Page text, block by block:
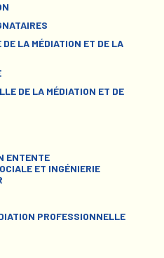
LA MÉDIATION ET DE LA
DE LA MÉDIATION ET DE
ENTENTE
ET INGÉNIERIE
PROFESSIONNELLE